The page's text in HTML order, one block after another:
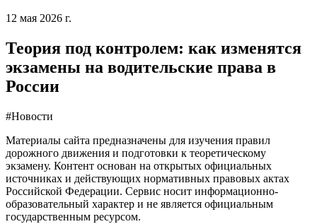
12 мая 2026 г.
Теория под контролем: как изменятся
экзамены на водительские права в
России
#Новости
Материалы сайта предназначены для изучения правил
дорожного движения и подготовки к теоретическому
экзамену. Контент основан на открытых официальных
источниках и действующих нормативных правовых актах
Российской Федерации. Сервис носит информационно-
образовательный характер и не является официальным
государственным ресурсом.